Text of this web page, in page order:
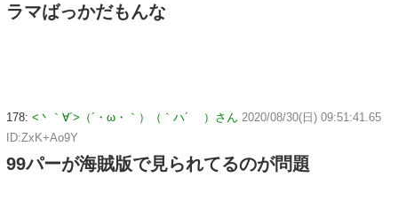
ラマばっかだもんな
178: <丶｀∀´>（´・ω・｀）（｀ハ´ ）さん 2020/08/30(日) 09:51:41.65
ID:ZxK+Ao9Y
99パーが海賊版で見られてるのが問題